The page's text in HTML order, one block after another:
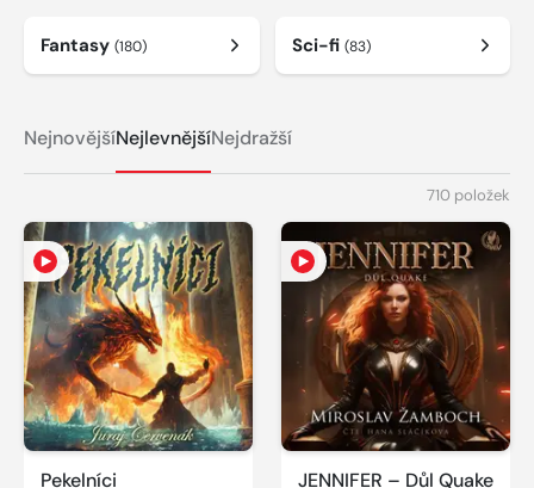
Fantasy (180) Sci-fi (83)
NejnovějšíNejlevnějšíNejdražší
710 položek
Pekelníci JENNIFER – Důl Quake